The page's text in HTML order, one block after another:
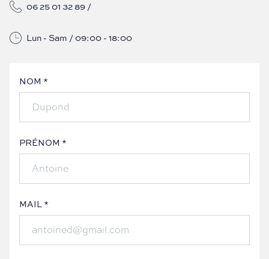
06 25 01 32 89 /
Lun - Sam / 09:00 - 18:00
NOM *
PRÉNOM *
MAIL *